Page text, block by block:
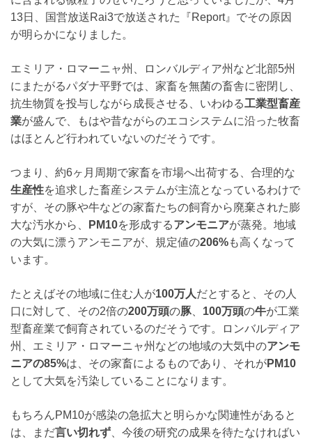
13日、国営放送Rai3で放送された『Report』でその原因
が明らかになりました。
エミリア・ロマーニャ州、ロンバルディア州など北部5州
にまたがるパダナ平野では、家畜を無菌の畜舎に密閉し、
抗生物質を投与しながら成長させる、いわゆる工業型畜産
業が盛んで、もはや昔ながらのエコシステムに沿った牧畜
はほとんど行われていないのだそうです。
つまり、約6ヶ月周期で家畜を市場へ出荷する、合理的な
生産性を追求した畜産システムが主流となっているわけで
すが、その豚や牛などの家畜たちの飼育から廃棄された膨
大な汚水から、
PM10を形成するアンモニアが蒸発。地域
の大気に漂うアンモニアが、規定値の206%も高くなって
います。
たとえばその地域に住む人が100万人だとすると、その人
口に対して、その2倍の200万頭の豚、 100万頭の牛が工業
型畜産業で飼育されているのだそうです。ロンバルディア
州、エミリア・ロマーニャ州などの地域の大気中のアンモ
ニアの85%は、その家畜によるものであり、それがPM10
として大気を汚染していることになります。
もちろんPM10が感染の急拡大と明らかな関連性があると
は、まだ言い切れず 、今後の研究の成果を待たなければい